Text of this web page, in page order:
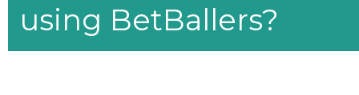
using BetBallers?